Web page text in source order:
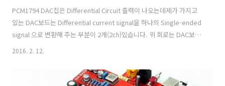
PCM1794 DAC칩은 Differential Circuit 출력이 나오는데제가 가지고
있는 DAC보드는 Differential current signal을 하나의 Single-ended
signal 으로 변환해 주는 부분이 2개(2ch)있습니다. 위 회로는 DAC보드
의 일부분을 그린 것입니다. 저는 이것을 Balanced Output으로 바꿀려
Datasheet의 Application Note도 그렇구...) 2개의 채널을 하나의
Balanced Output으로 출력합니다. 요롯게~ 그래서 Stereo 출력을 하
2016. 2. 12.